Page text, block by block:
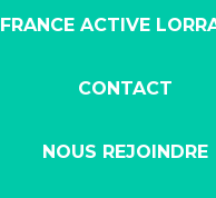
FRANCE ACTIVE
CONTACT
NOUS REJOINDRE